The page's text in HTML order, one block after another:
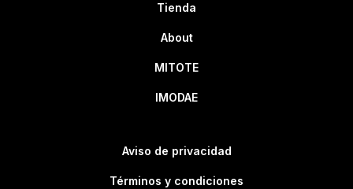
Tienda
About
MITOTE
IMODAE
Aviso de privacidad
Términos y condiciones